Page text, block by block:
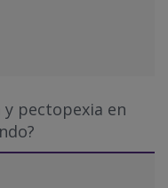
pectopexia en